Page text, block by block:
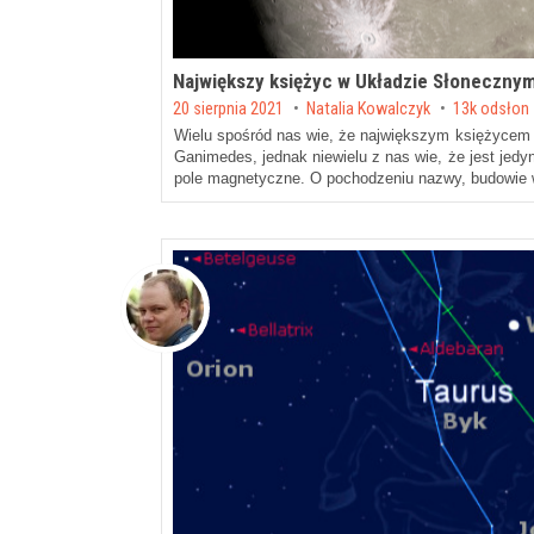
Największy księżyc w Układzie
Posted on
20 sierpnia 2021 by Natalia Kowalczyk 13k odsłon
Wielu spośród nas wie, że największym księżycem
Ganimedes, jednak niewielu z nas wie, że jest
pole magnetyczne. O pochodzeniu nazwy,